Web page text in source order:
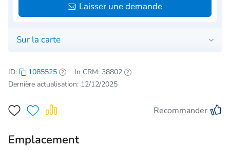
Sur la carte
Laisser une demande
ID: 1085525
In CRM: 38802
Dernière actualisation: 12/12/2025
Recommander
Emplacement